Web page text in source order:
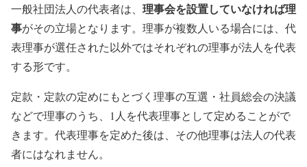
一般社団法人の代表者は、 理事会を設置していなければ理
事がその立場となります。理事が複数人いる場合には、代
表理事が選任された以外ではそれぞれの理事が法人を代表
する形です。
定款・定款の定めにもとづく理事の互選・社員総会の決議
などで理事のうち、1人を代表理事として定めることがで
きます。代表理事を定めた後は、その他理事は法人の代表
者にはなれません。